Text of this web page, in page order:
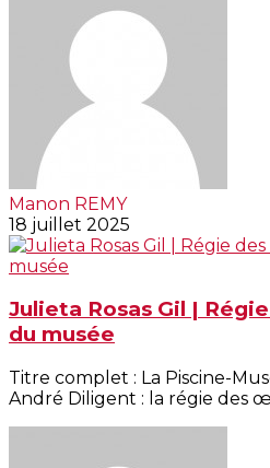
Manon REMY
18 juillet 2025
Julieta Rosas Gil |
du musée
Titre complet : La Piscine-
André Diligent : la régie des